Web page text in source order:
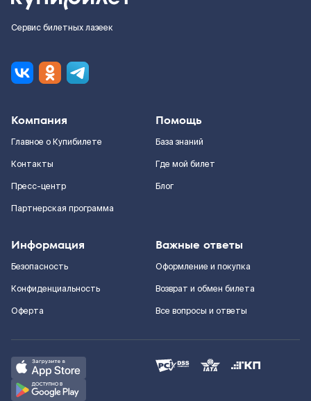
Сервис билетных лазеек
Компания
Главное о Купибилете
Контакты
Пресс-центр
Партнерская программа
Помощь
База знаний
Где мой билет
Блог
Информация
Безопасность
Конфиденциальность
Оферта
Важные ответы
Оформление и покупка
Возврат и обмен билета
Все вопросы и ответы